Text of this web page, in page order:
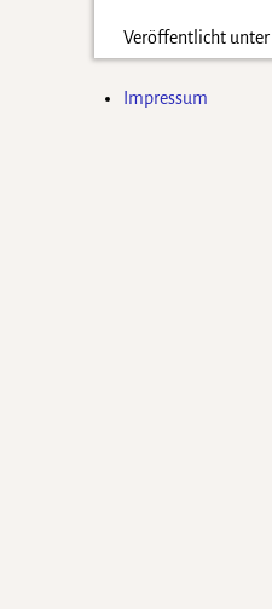
Veröffentlicht unter
Impressum